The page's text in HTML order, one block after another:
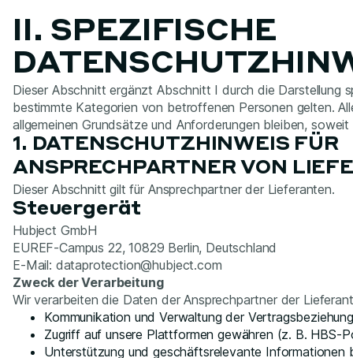
II. SPEZIFISCHE
Dieser Abschnitt ergänzt Abschnitt I durch die Darstellung
bestimmte Kategorien von betroffenen Personen gelten.
allgemeinen Grundsätze und Anforderungen bleiben,
1. DATENSCHUTZHINWEIS FÜR
ANSPRECHPARTNER VON
Dieser Abschnitt gilt für Ansprechpartner der Lieferanten.
Steuergerät
Hubject GmbH
EUREF-Campus 22, 10829 Berlin, Deutschland
E-Mail: dataprotection@hubject.com
Zweck der Verarbeitung
Wir verarbeiten die Daten der Ansprechpartner der
Kommunikation und Verwaltung der Vertragsbeziehung
Zugriff auf unsere Plattformen gewähren (z. B. HBS-
Unterstützung und geschäftsrelevante Informationen